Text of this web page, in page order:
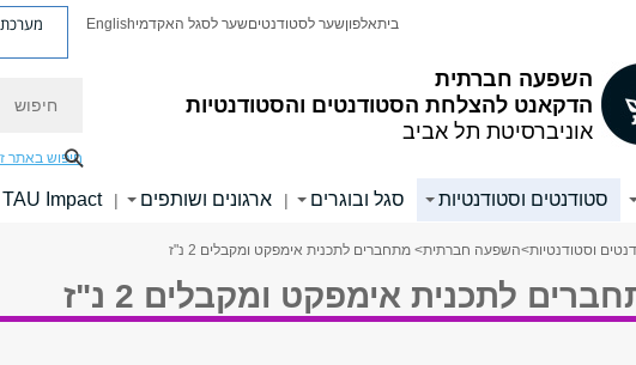
השפעה חברתית
הדקאנט להצלחת הסטודנטים והסטודנטיות
אוניברסיטת תל אביב
ביתאלפוןשער לסטודנטיםשער לסגל האקדמיEnglish מערכת
חיפוש באתר
סטודנטים וסטודנטיות סגל ובוגרים | ארגונים ושותפים |
TAU Impact
וסטודנטיות>השפעה חברתית> מתחברים לתכנית אימפקט ומקבלים 2 נ"ז
לתכנית אימפקט ומקבלים 2 נ"ז